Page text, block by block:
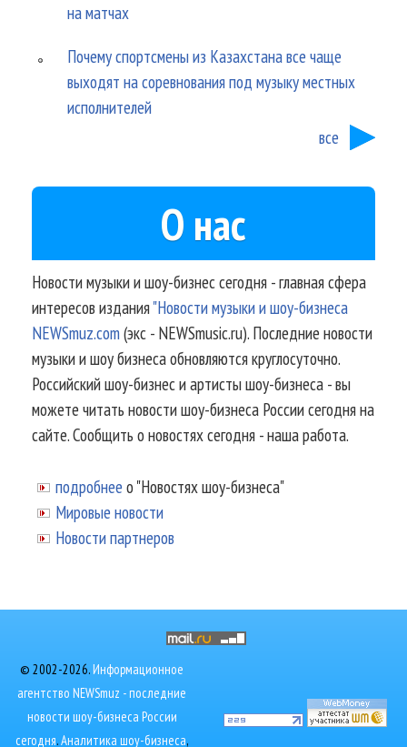
на матчах
Почему спортсмены из Казахстана все чаще
выходят на соревнования под музыку местных
исполнителей
все
О нас
Новости музыки и шоу-бизнес сегодня - главная сфера
интересов издания"Новости музыки и шоу-бизнеса
NEWSmuz.com(экс - NEWSmusic.ru). Последние новости
музыки и шоу бизнеса обновляются круглосуточно.
Российский шоу-бизнес и артисты шоу-бизнеса - вы
можете читать новости шоу-бизнеса России сегодня на
сайте. Сообщить о новостях сегодня - наша работа.
подробнее о "Новостях шоу-бизнеса"
Мировые новости
Новости партнеров
© 2002-2026.Информационное
агентство NEWSmuz - последние
новости шоу-бизнеса России
сегодня.Аналитика шоу-бизнеса,